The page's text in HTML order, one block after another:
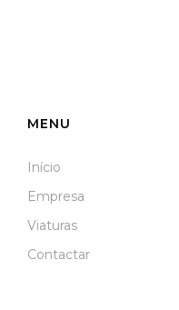
MENU
Início
Empresa
Viaturas
Contactar